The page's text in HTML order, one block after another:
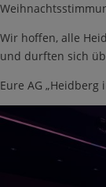
Wir hoffen, alle
und durften sich
Eure AG „Heidberg